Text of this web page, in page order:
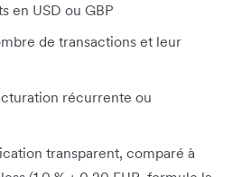
en USD ou GBP
de transactions et leur
récurrente ou
transparent, comparé à